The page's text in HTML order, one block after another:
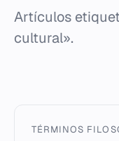
Artículos
cultural».
TÉRMINOS